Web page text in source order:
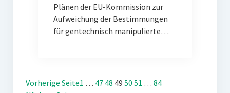
Plänen der EU-Kommission zur
Aufweichung der Bestimmungen
für gentechnisch manipulierte…
Vorherige Seite1 … 47 48 49 50 51 … 84